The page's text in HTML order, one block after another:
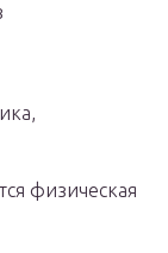
физическая